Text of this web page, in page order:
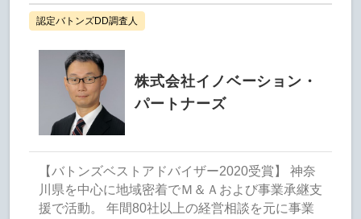
認定バトンズDD調査人
株式会社イノベーション・
パートナーズ
【バトンズベストアドバイザー2020受賞】 神奈
川県を中心に地域密着でＭ＆Ａおよび事業承継支
援で活動。 年間80社以上の経営相談を元に事業